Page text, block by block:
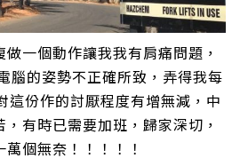
一個動作讓我我有肩痛問題，
腦的姿勢不正確所致，弄得我每
這份作的討厭程度有增無減，中
有時已需要加班，歸家深切，
個無奈！！！！！